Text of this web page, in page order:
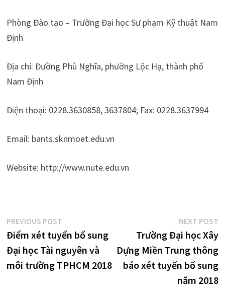
Phòng Đào tạo – Trường Đại học Sư phạm Kỹ thuật Nam
Định
Địa chỉ: Đường Phù Nghĩa, phường Lộc Hạ, thành phố
Nam Định
Điện thoại: 0228.3630858, 3637804; Fax: 0228.3637994
Email: bants.sknmoet.edu.vn
Website: http://www.nute.edu.vn
Điều
hướng
bài
PREVIOUS POSTPrevious
post:
Điểm xét tuyển bổ sung
Đại học Tài nguyên và
môi trường TPHCM 2018
NEXT POST
Trường Đại học Xây
Dựng Miền Trung thông
báo xét tuyển bổ sung
năm 2018